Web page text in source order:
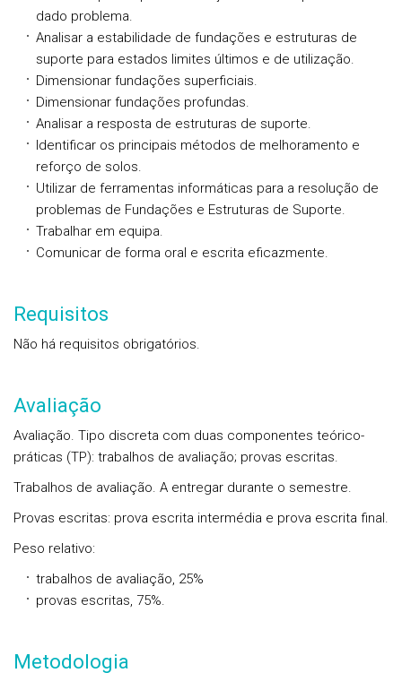
dado problema.
Analisar a estabilidade de fundações e estruturas de
suporte para estados limites últimos e de utilização.
Dimensionar fundações superficiais.
Dimensionar fundações profundas.
Analisar a resposta de estruturas de suporte.
Identificar os principais métodos de melhoramento e
reforço de solos.
Utilizar de ferramentas informáticas para a resolução de
problemas de Fundações e Estruturas de Suporte.
Trabalhar em equipa.
Comunicar de forma oral e escrita eficazmente.
Requisitos
Não há requisitos obrigatórios.
Avaliação
Avaliação. Tipo discreta com duas componentes teórico-
práticas (TP): trabalhos de avaliação; provas escritas.
Trabalhos de avaliação. A entregar durante o semestre.
Provas escritas: prova escrita intermédia e prova escrita final.
Peso relativo:
trabalhos de avaliação, 25%
provas escritas, 75%.
Metodologia